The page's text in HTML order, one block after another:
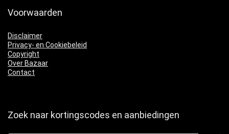
Voorwaarden
Disclaimer
Privacy- en Cookiebeleid
Copyright
Over Bazaar
Contact
Zoek naar kortingscodes en aanbiedingen